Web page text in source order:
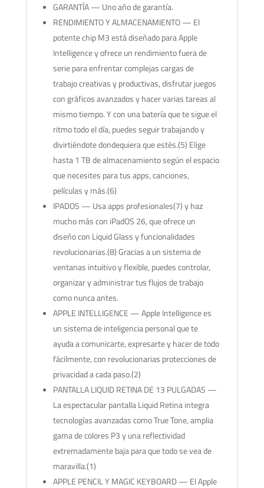
GARANTÍA — Uno año de garantía.
RENDIMIENTO Y ALMACENAMIENTO — El
potente chip M3 está diseñado para Apple
Intelligence y ofrece un rendimiento fuera de
serie para enfrentar complejas cargas de
trabajo creativas y productivas, disfrutar juegos
con gráficos avanzados y hacer varias tareas al
mismo tiempo. Y con una batería que te sigue el
ritmo todo el día, puedes seguir trabajando y
divirtiéndote dondequiera que estés.(5) Elige
hasta 1 TB de almacenamiento según el espacio
que necesites para tus apps, canciones,
películas y más.(6)
IPADOS — Usa apps profesionales(7) y haz
mucho más con iPadOS 26, que ofrece un
diseño con Liquid Glass y funcionalidades
revolucionarias.(8) Gracias a un sistema de
ventanas intuitivo y flexible, puedes controlar,
organizar y administrar tus flujos de trabajo
como nunca antes.
APPLE INTELLIGENCE — Apple Intelligence es
un sistema de inteligencia personal que te
ayuda a comunicarte, expresarte y hacer de todo
fácilmente, con revolucionarias protecciones de
privacidad a cada paso.(2)
PANTALLA LIQUID RETINA DE 13 PULGADAS —
La espectacular pantalla Liquid Retina integra
tecnologías avanzadas como True Tone, amplia
gama de colores P3 y una reflectividad
extremadamente baja para que todo se vea de
maravilla.(1)
APPLE PENCIL Y MAGIC KEYBOARD — El Apple